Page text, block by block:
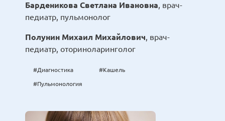
Барденикова Светлана Ивановна, врач-
педиатр, пульмонолог
Полунин Михаил Михайлович, врач-
педиатр, оториноларинголог
#Диагностика #Кашель
#Пульмонология